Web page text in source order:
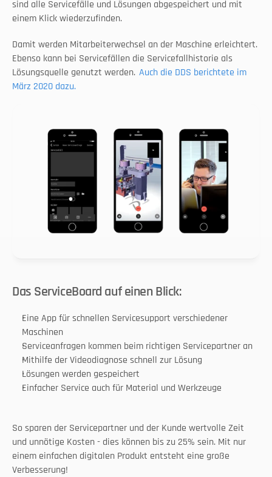
sind alle Servicefälle und Lösungen abgespeichert und mit
einem Klick wiederzufinden.
Damit werden Mitarbeiterwechsel an der Maschine erleichtert.
Ebenso kann bei Servicefällen die Servicefallhistorie als
Lösungsquelle genutzt werden. Auch die DDS berichtete im
März 2020 dazu.
Das ServiceBoard auf einen Blick:
Eine App für schnellen Servicesupport verschiedener
Maschinen
Serviceanfragen kommen beim richtigen Servicepartner an
Mithilfe der Videodiagnose schnell zur Lösung
Lösungen werden gespeichert
Einfacher Service auch für Material und Werkzeuge
So sparen der Servicepartner und der Kunde wertvolle Zeit
und unnötige Kosten - dies können bis zu 25% sein. Mit nur
einem einfachen digitalen Produkt entsteht eine große
Verbesserung!